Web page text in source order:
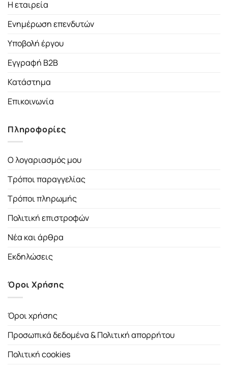
Η εταιρεία
Ενημέρωση επενδυτών
Υποβολή έργου
Εγγραφή B2B
Κατάστημα
Επικοινωνία
Πληροφορίες
Ο λογαριασμός μου
Τρόποι παραγγελίας
Τρόποι πληρωμής
Πολιτική επιστροφών
Νέα και άρθρα
Εκδηλώσεις
Όροι Χρήσης
Όροι χρήσης
Προσωπικά δεδομένα & Πολιτική απορρήτου
Πολιτική cookies